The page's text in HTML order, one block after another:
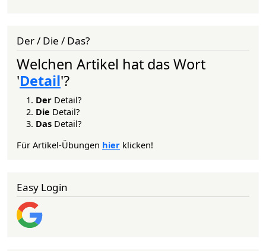
Der / Die / Das?
Welchen Artikel hat das Wort
'Detail'?
Der Detail?
Die Detail?
Das Detail?
Für Artikel-Übungen hier klicken!
Easy Login